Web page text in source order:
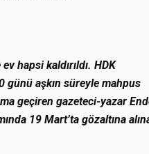
hapsi kaldırıldı. HDK
günü aşkın süreyle mahpus
geçiren gazeteci-yazar
19 Mart’ta gözaltına